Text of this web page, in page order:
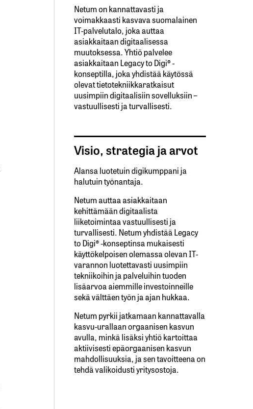
Netum on kannattavasti ja
voimakkaasti kasvava suomalainen
IT-palvelutalo, joka auttaa
asiakkaitaan digitaalisessa
muutoksessa. Yhtiö palvelee
asiakkaitaan Legacy to Digi® -
konseptilla, joka yhdistää käytössä
olevat tietotekniikkaratkaisut
uusimpiin digitaalisiin sovelluksiin –
vastuullisesti ja turvallisesti.
Visio, strategia ja arvot
Alansa luotetuin digikumppani ja
halutuin työnantaja.
Netum auttaa asiakkaitaan
kehittämään digitaalista
liiketoimintaa vastuullisesti ja
turvallisesti. Netum yhdistää Legacy
to Digi® -konseptinsa mukaisesti
käyttökelpoisen olemassa olevan IT-
varannon luotettavasti uusimpiin
tekniikoihin ja palveluihin tuoden
lisäarvoa aiemmille investoinneille
sekä välttäen työn ja ajan hukkaa.
Netum pyrkii jatkamaan kannattavalla
kasvu-urallaan orgaanisen kasvun
avulla, minkä lisäksi yhtiö kartoittaa
aktiivisesti epäorgaanisen kasvun
mahdollisuuksia, ja sen tavoitteena on
tehdä valikoidusti yritysostoja.